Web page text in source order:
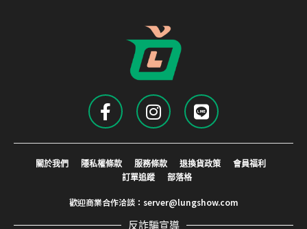
關於我們 隱私權條款 服務條款 退換貨政策
會員福利
訂單追蹤
部落格
歡迎商業合作洽談： server@lungshow.com
反詐騙宣導